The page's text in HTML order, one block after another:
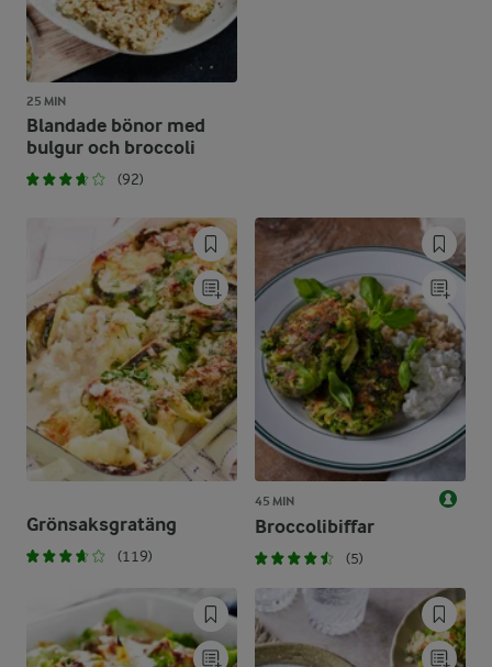
25 MIN
Blandade bönor med
bulgur och broccoli
(92)
Grönsaksgratäng
(119)
45 MIN
Broccolibiffar
(5)